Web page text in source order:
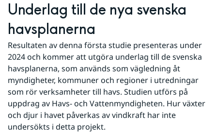
Underlag till de nya svenska
havsplanerna
Resultaten av denna första studie presenteras under
2024 och kommer att utgöra underlag till de svenska
havsplanerna, som används som vägledning åt
myndigheter, kommuner och regioner i utredningar
som rör verksamheter till havs. Studien utförs på
uppdrag av Havs- och Vattenmyndigheten. Hur växter
och djur i havet påverkas av vindkraft har inte
undersökts i detta projekt.